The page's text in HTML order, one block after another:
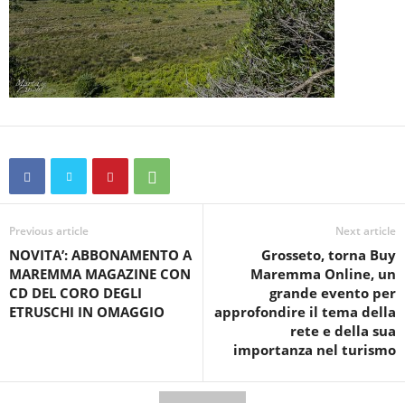
Previous article
NOVITA’: ABBONAMENTO A
MAREMMA MAGAZINE CON
CD DEL CORO DEGLI
ETRUSCHI IN OMAGGIO
Next article
Grosseto, torna Buy
Maremma Online, un
grande evento per
approfondire il tema della
rete e della sua
importanza nel turismo